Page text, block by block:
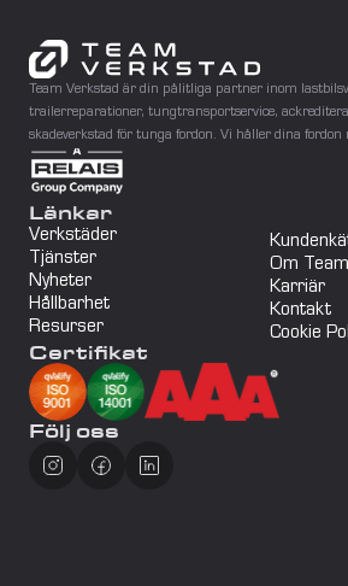
Team Verkstad är din pålitliga partner inom
trailerreparationer, tungtransportservice,
skadeverkstad för tunga fordon. Vi håller dina fordon
Länkar
Verkstäder
Tjänster
Nyheter
Hållbarhet
Resurser
Om
Karriär
Kontakt
Cookie
Certifikat
Följ oss